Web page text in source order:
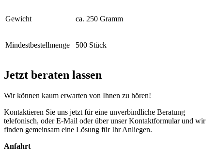
Gewicht ca. 250 Gramm
Mindestbestellmenge 500 Stück
Jetzt beraten lassen
Wir können kaum erwarten von Ihnen zu hören!
Kontaktieren Sie uns jetzt für eine unverbindliche Beratung
telefonisch, oder E-Mail oder über unser Kontaktformular und wir
finden gemeinsam eine Lösung für Ihr Anliegen.
Anfahrt